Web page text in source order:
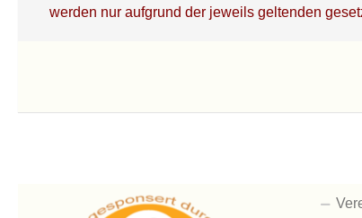
werden nur aufgrund der jeweils geltenden